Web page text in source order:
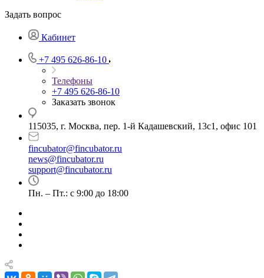
Задать вопрос
Кабинет
+7 495 626-86-10
Телефоны
+7 495 626-86-10
Заказать звонок
115035, г. Москва, пер. 1-й Кадашевский, 13с1, офис 101
fincubator@fincubator.ru
news@fincubator.ru
support@fincubator.ru
Пн. – Пт.: с 9:00 до 18:00